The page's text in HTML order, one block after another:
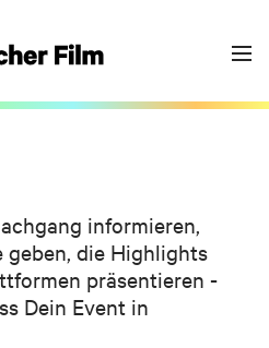
informieren,
geben, die Highlights
präsentieren -
Dein Event in
hallo@frischerfilm.de
Formular aus oder
Wir melden uns bei
Film-Projekt-Team